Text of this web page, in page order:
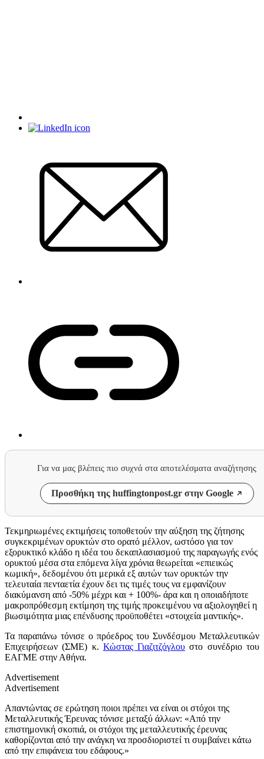
Για να μας βλέπεις πιο συχνά στα αποτελέσματα αναζήτησης
Προσθήκη της huffingtonpost.gr στην Google
Τεκμηριωμένες εκτιμήσεις τοποθετούν την αύξηση της ζήτησης
συγκεκριμένων ορυκτών στο ορατό μέλλον, ωστόσο για τον
εξορυκτικό κλάδο η ιδέα του δεκαπλασιασμού της παραγωγής ενός
ορυκτού μέσα στα επόμενα λίγα χρόνια θεωρείται «επιεικώς
κωμική», δεδομένου ότι μερικά εξ αυτών των ορυκτών την
τελευταία πενταετία έχουν δει τις τιμές τους να εμφανίζουν
διακύμανση από -50% μέχρι και + 100%- άρα και η οποιαδήποτε
μακροπρόθεσμη εκτίμηση της τιμής προκειμένου να αξιολογηθεί η
βιωσιμότητα μιας επένδυσης προϋποθέτει «στοιχεία μαντικής».
Τα παραπάνω τόνισε ο πρόεδρος του Συνδέσμου Μεταλλευτικών
Επιχειρήσεων (ΣΜΕ) κ. Κώστας Γιαζιτζόγλου στο συνέδριο του
ΕΑΓΜΕ στην Αθήνα.
Advertisement
Advertisement
Απαντώντας σε ερώτηση ποιοι πρέπει να είναι οι στόχοι της
Μεταλλευτικής Έρευνας τόνισε μεταξύ άλλων: «Από την
επιστημονική σκοπιά, οι στόχοι της μεταλλευτικής έρευνας
καθορίζονται από την ανάγκη να προσδιοριστεί τι συμβαίνει κάτω
από την επιφάνεια του εδάφους.»